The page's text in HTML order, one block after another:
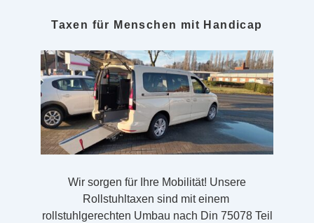
Taxen für Menschen mit Handicap
Wir sorgen für Ihre Mobilität! Unsere
Rollstuhltaxen sind mit einem
rollstuhlgerechten Umbau nach Din 75078 Teil